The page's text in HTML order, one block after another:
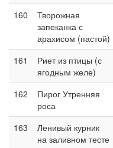
160
Творожная
запеканка с
арахисом (пастой)
161
Риет из птицы (с
ягодным желе)
162
Пирог Утренняя
роса
163
Ленивый курник
на заливном тесте